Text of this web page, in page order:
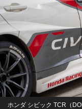
ホンダ シビック TCR（